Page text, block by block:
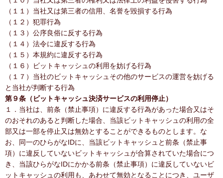
（１１）当社又は第三者の信用、名誉を毀損する行為
（１２）犯罪行為
（１３）公序良俗に反する行為
（１４）法令に違反する行為
（１５）本規約に違反する行為
（１６）ビットキャッシュの利用を妨げる行為
（１７）当社のビットキャッシュその他のサービスの運営を妨げる
と当社が判断する行為
第９条（ビットキャッシュ決済サービスの利用停止）
１．当社は、前条（禁止事項）に違反する行為があった場合又はそ
のおそれのあると判断した場合、当該ビットキャッシュの利用の全
部又は一部を停止又は無効とすることができるものとします。な
お、同一のひらがなIDに、当該ビットキャッシュと前条（禁止事
項）に違反していないビットキャッシュが合算されていた場合につ
き、当該ひらがなIDにかかる前条（禁止事項）に違反していないビ
ットキャッシュの利用も、あわせて無効となることにつき、ユーザ